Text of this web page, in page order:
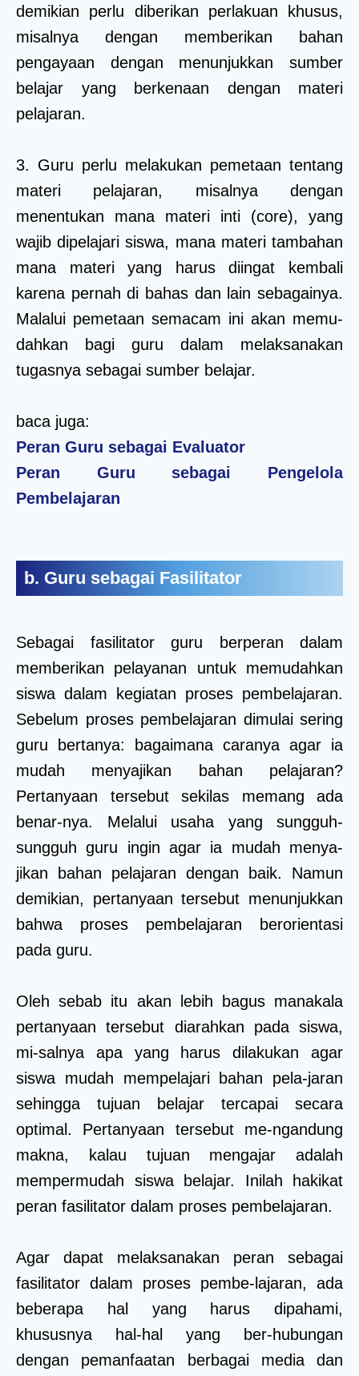
demikian perlu diberikan perlakuan khusus,
misalnya dengan memberikan bahan
pengayaan dengan menunjukkan sumber
belajar yang berkenaan dengan materi
pelajaran.
3. Guru perlu melakukan pemetaan tentang
materi pelajaran, misalnya dengan
menentukan mana materi inti (core), yang
wajib dipelajari siswa, mana materi tambahan
mana materi yang harus diingat kembali
karena pernah di bahas dan lain sebagainya.
Malalui pemetaan semacam ini akan memu-
dahkan bagi guru dalam melaksanakan
tugasnya sebagai sumber belajar.
baca juga:
Peran Guru sebagai Evaluator
Peran Guru sebagai Pengelola
Pembelajaran
b. Guru sebagai Fasilitator
Sebagai fasilitator guru berperan dalam
memberikan pelayanan untuk memudahkan
siswa dalam kegiatan proses pembelajaran.
Sebelum proses pembelajaran dimulai sering
guru bertanya: bagaimana caranya agar ia
mudah menyajikan bahan pelajaran?
Pertanyaan tersebut sekilas memang ada
benar-nya. Melalui usaha yang sungguh-
sungguh guru ingin agar ia mudah menya-
jikan bahan pelajaran dengan baik. Namun
demikian, pertanyaan tersebut menunjukkan
bahwa proses pembelajaran berorientasi
pada guru.
Oleh sebab itu akan lebih bagus manakala
pertanyaan tersebut diarahkan pada siswa,
mi-salnya apa yang harus dilakukan agar
siswa mudah mempelajari bahan pela-jaran
sehingga tujuan belajar tercapai secara
optimal. Pertanyaan tersebut me-ngandung
makna, kalau tujuan mengajar adalah
mempermudah siswa belajar. Inilah hakikat
peran fasilitator dalam proses pembelajaran.
Agar dapat melaksanakan peran sebagai
fasilitator dalam proses pembe-lajaran, ada
beberapa hal yang harus dipahami,
khususnya hal-hal yang ber-hubungan
dengan pemanfaatan berbagai media dan